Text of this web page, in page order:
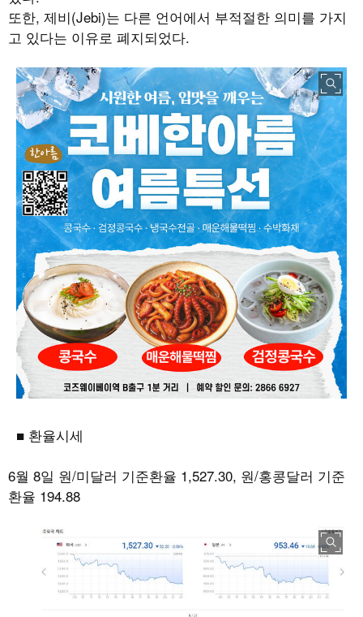
또한, 제비(Jebi)는 다른 언어에서 부적절한 의미를 가지
고 있다는 이유로 폐지되었다.
■ 환율시세
6월 8일 원/미달러 기준환율 1,527.30, 원/홍콩달러 기준
환율 194.88